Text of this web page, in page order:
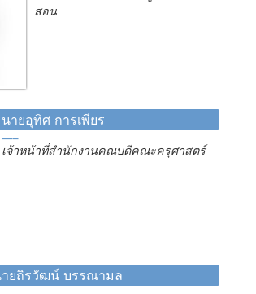
สอน
นายอุทิศ การเพียร
เจ้าหน้าที่สำนักงานคณบดีคณะครุศาสตร์
ยถิรวัฒน์ บรรณามล